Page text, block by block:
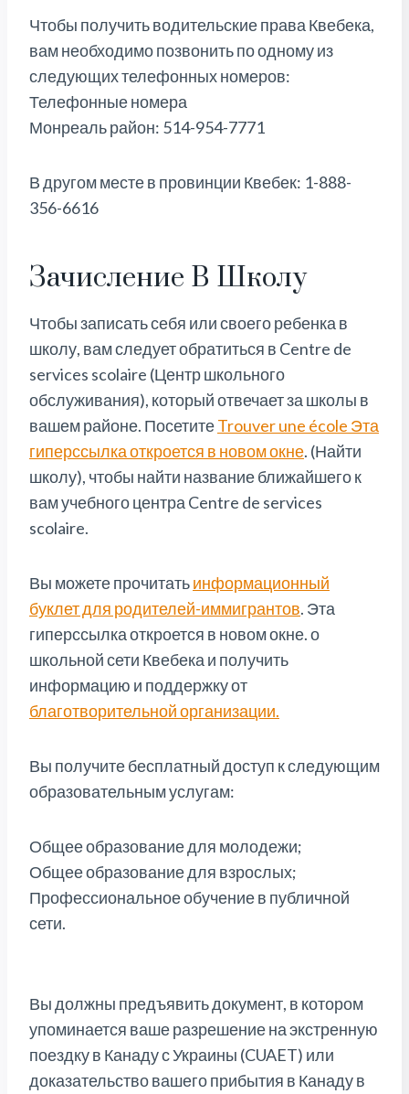
Чтобы получить водительские права Квебека,
вам необходимо позвонить по одному из
следующих телефонных номеров:
Телефонные номера
Монреаль район: 514-954-7771
В другом месте в провинции Квебек: 1-888-
356-6616
Зачисление В Школу
Чтобы записать себя или своего ребенка в
школу, вам следует обратиться в Centre de
services scolaire (Центр школьного
обслуживания), который отвечает за школы в
вашем районе. ПосетитеTrouver une école Эта
гиперссылка откроется в новом окне. (Найти
школу), чтобы найти название ближайшего к
вам учебного центра Centre de services
scolaire.
Вы можете прочитатьинформационный
буклет для родителей-иммигрантов. Эта
гиперссылка откроется в новом окне. о
школьной сети Квебека и получить
информацию и поддержку от
благотворительной организации.
Вы получите бесплатный доступ к следующим
образовательным услугам:
Общее образование для молодежи;
Общее образование для взрослых;
Профессиональное обучение в публичной
сети.
Вы должны предъявить документ, в котором
упоминается ваше разрешение на экстренную
поездку в Канаду с Украины (CUAET) или
доказательство вашего прибытия в Канаду в